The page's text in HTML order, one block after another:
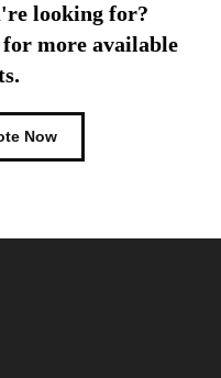
looking for?
more available
Now